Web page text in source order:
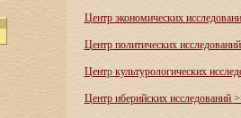
Центр экономических
Центр политических
Центр культурологических
Центр иберийских исследований